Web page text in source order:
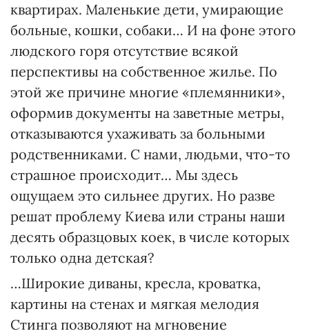
квартирах. Маленькие дети, умирающие
больные, кошки, собаки… И на фоне этого
людского горя отсутствие всякой
перспективы на собственное жилье. По
этой же причине многие «племянники»,
оформив документы на заветные метры,
отказываются ухаживать за больными
родственниками. С нами, людьми, что-то
страшное происходит… Мы здесь
ощущаем это сильнее других. Но разве
решат проблему Киева или страны наши
десять образцовых коек, в числе которых
только одна детская?
…Широкие диваны, кресла, кроватка,
картины на стенах и мягкая мелодия
Стинга позволяют на мгновение